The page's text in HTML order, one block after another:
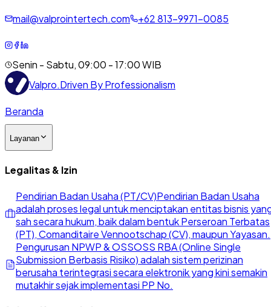
mail@valprointertech.com +62813-9971-0085
Senin - Sabtu, 09:00 - 17:00 WIB
Valpro.Driven By Professionalism
Beranda
Layanan
Legalitas & Izin
Pendirian Badan Usaha (PT/CV)Pendirian Badan Usaha
adalah proses legal untuk menciptakan entitas bisnis
sah secara hukum, baik dalam bentuk Perseroan Terbatas
(PT), Comanditaire Vennootschap (CV), maupun Yayasan.
Pengurusan NPWP & OSSOSS RBA (Online Single
Submission Berbasis Risiko) adalah sistem perizinan
berusaha terintegrasi secara elektronik yang kini semakin
mutakhir sejak implementasi PP No.